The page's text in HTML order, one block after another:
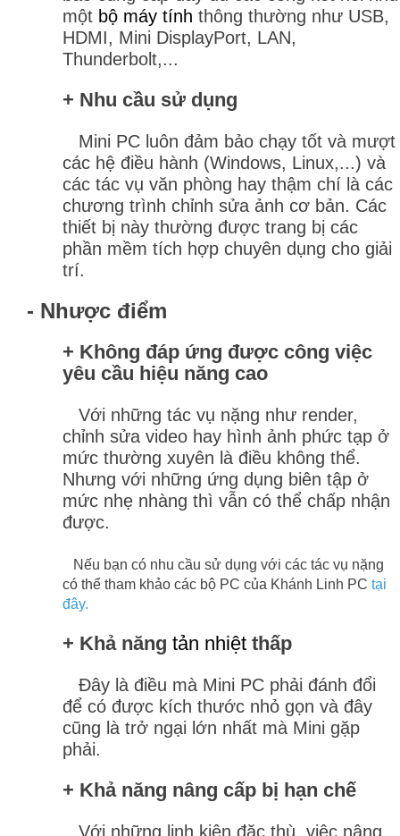
một bộ máy tính thông thường như USB,
HDMI, Mini DisplayPort, LAN,
Thunderbolt,...
+ Nhu cầu sử dụng
Mini PC luôn đảm bảo chạy tốt và mượt
các hệ điều hành (Windows, Linux,...) và
các tác vụ văn phòng hay thậm chí là các
chương trình chỉnh sửa ảnh cơ bản. Các
thiết bị này thường được trang bị các
phần mềm tích hợp chuyên dụng cho giải
trí.
- Nhược điểm
+ Không đáp ứng được công việc
yêu cầu hiệu năng cao
Với những tác vụ nặng như render,
chỉnh sửa video hay hình ảnh phức tạp ở
mức thường xuyên là điều không thể.
Nhưng với những ứng dụng biên tập ở
mức nhẹ nhàng thì vẫn có thể chấp nhận
được.
Nếu bạn có nhu cầu sử dụng với các tác vụ nặng
có thể tham khảo các bộ PC của Khánh Linh PC tại
đây.
+ Khả năng tản nhiệt thấp
Đây là điều mà Mini PC phải đánh đổi
để có được kích thước nhỏ gọn và đây
cũng là trở ngại lớn nhất mà Mini gặp
phải.
+ Khả năng nâng cấp bị hạn chế
Với những linh kiện đặc thù, việc nâng